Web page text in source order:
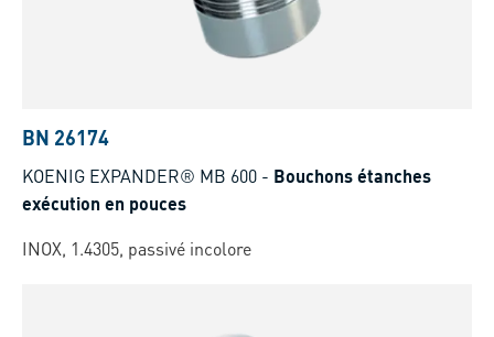
BN 26174
KOENIG EXPANDER® MB 600 - Bouchons étanches
exécution en pouces
INOX, 1.4305, passivé incolore